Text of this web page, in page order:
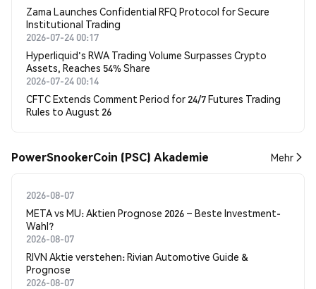
Zama Launches Confidential RFQ Protocol for Secure
Institutional Trading
2026-07-24 00:17
Hyperliquid's RWA Trading Volume Surpasses Crypto
Assets, Reaches 54% Share
2026-07-24 00:14
CFTC Extends Comment Period for 24/7 Futures Trading
Rules to August 26
PowerSnookerCoin (PSC) Akademie Mehr
2026-08-07
META vs MU: Aktien Prognose 2026 – Beste Investment-
Wahl?
2026-08-07
RIVN Aktie verstehen: Rivian Automotive Guide &
Prognose
2026-08-07